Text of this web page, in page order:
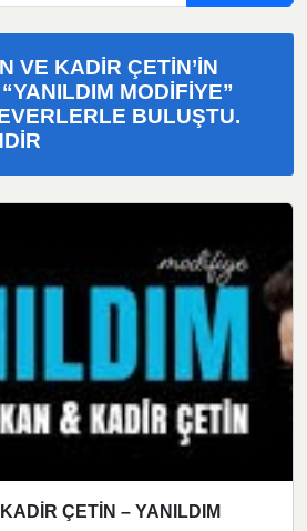
VE KADIR ÇETIN’IN
MODIFIYE”
BULUŞTU.
ÇETİN – YANILDIM